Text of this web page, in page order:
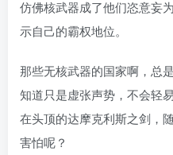
仿佛核武器成了他们恣意妄
示自己的霸权地位。
那些无核武器的国家啊，总
知道只是虚张声势，不会轻
在头顶的达摩克利斯之剑，
害怕呢？